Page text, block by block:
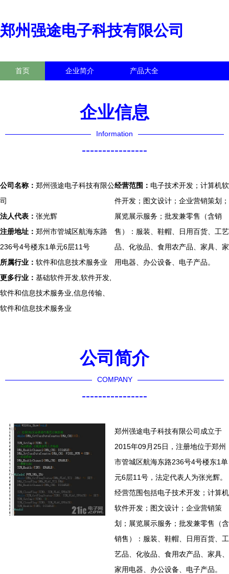
郑州强途电子科技有限公司
首页 企业简介 产品大全
企业信息
Information
----------------
公司名称： 郑州强途电子科技有限公
司
法人代表： 张光辉
注册地址： 郑州市管城区航海东路
236号4号楼东1单元6层11号
所属行业： 软件和信息技术服务业
更多行业： 基础软件开发,软件开发,
软件和信息技术服务业,信息传输、
软件和信息技术服务业
经营范围： 电子技术开发；计算机软
件开发；图文设计；企业营销策划；
展览展示服务；批发兼零售（含销
售）：服装、鞋帽、日用百货、工艺
品、化妆品、食用农产品、家具、家
用电器、办公设备、电子产品。
公司简介
COMPANY
----------------
郑州强途电子科技有限公司成立于
2015年09月25日，注册地位于郑州
市管城区航海东路236号4号楼东1单
元6层11号，法定代表人为张光辉。
经营范围包括电子技术开发；计算机
软件开发；图文设计；企业营销策
划；展览展示服务；批发兼零售（含
销售）：服装、鞋帽、日用百货、工
艺品、化妆品、食用农产品、家具、
家用电器、办公设备、电子产品。